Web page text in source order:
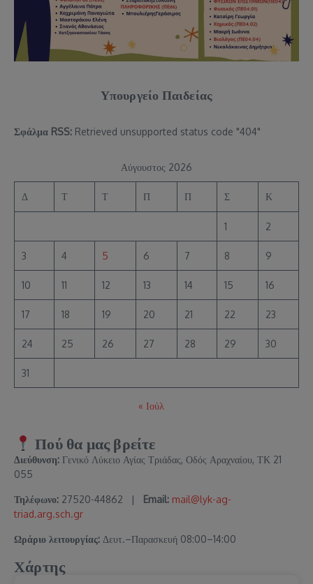
Υπουργείο Παιδείας
Σφάλμα RSS: Retrieved unsupported status code "404"
Αύγουστος 2026
Δ Τ Τ Π Π Σ Κ
1 2
3 4 5 6 7 8 9
10 11 12 13 14 15 16
17 18 19 20 21 22 23
24 25 26 27 28 29 30
31
« Ιούλ
Πού θα μας βρείτε
Διεύθυνση: Γενικό Λύκειο Αγίας Τριάδας, Οδός Αραχναίου, ΤΚ 21
055
Τηλέφωνο: 27520-44862 | Email: mail@lyk-ag-
triad.arg.sch.gr
Ωράριο λειτουργίας: Δευτ.–Παρασκευή 08:00–14:00
Χάρτης